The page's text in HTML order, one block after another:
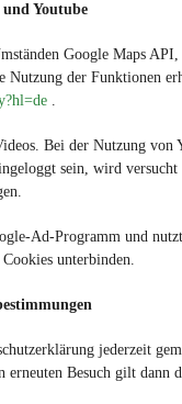
und Youtube
Google Maps
Nutzung der Funktionen
.
Bei der Nutzung
sein, wird
Ad-Programm und
unterbinden.
jederzeit
Besuch gilt dann